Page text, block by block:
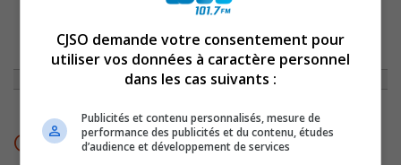
ACCUEIL»ACTUALITÉS»LES SOEURS DION EN CONCERT LE 2
DÉCEMBRE À SAINT-ROCH-DE-RICHELIEU» CLAUDETTELIETTEDION
ClaudetteLietteDion
CJSO demande votre consentement pour
utiliser vos données à caractère personnel
dans les cas suivants :
Publicités et contenu personnalisés, mesure de
performance des publicités et du contenu, études
d’audience et développement de services